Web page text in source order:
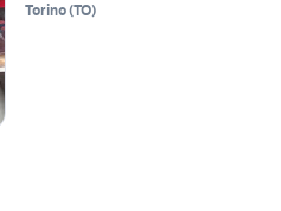
Torino(TO)